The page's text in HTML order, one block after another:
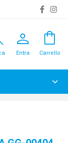
person
Entra
shopping_bag
Carrello